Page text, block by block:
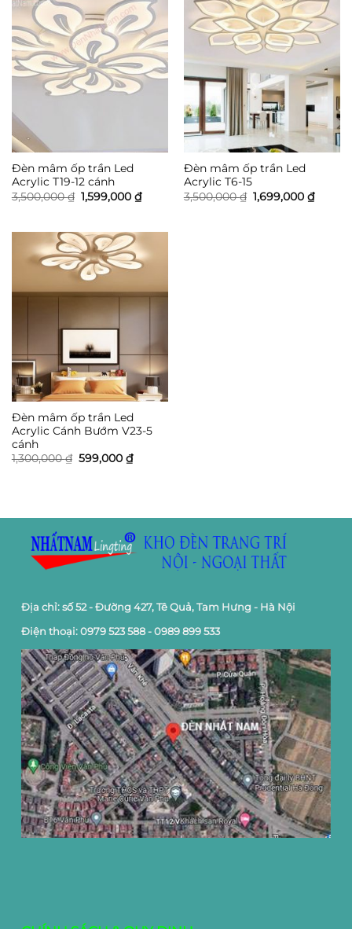
Đèn mâm ốp trần Led
Acrylic T19-12 cánh
3,500,000₫ Giá
gốc
1,599,000 ₫Giá
hiện
1,599,000 ₫.
Đèn mâm ốp trần Led
Acrylic T6-15
3,500,000₫ Giá
gốc
1,699,000 ₫Giá
hiện
Đèn mâm ốp trần Led
Acrylic Cánh Bướm V23-5
cánh
1,300,000₫ Giá
599,000 ₫Giá
hiện
Địa chỉ: số 52 - Đường 427, Tê Quả, Tam Hưng - Hà Nội
Điện thoại: 0979 523 588 - 0989 899 533